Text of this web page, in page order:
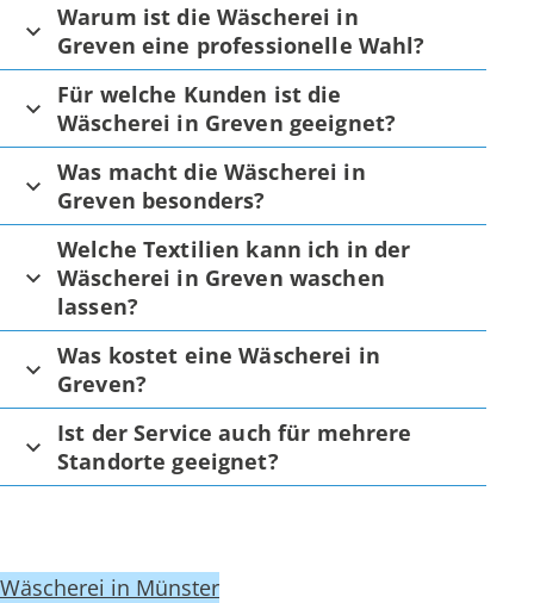
Warum ist die Wäscherei in
Greven eine professionelle Wahl?
Für welche Kunden ist die
Wäscherei in Greven geeignet?
Was macht die Wäscherei in
Greven besonders?
Welche Textilien kann ich in der
Wäscherei in Greven waschen
lassen?
Was kostet eine Wäscherei in
Greven?
Ist der Service auch für mehrere
Standorte geeignet?
Wäscherei in Münster